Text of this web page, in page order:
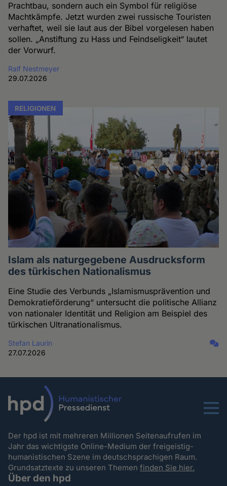
Prachtbau, sondern auch ein Symbol für religiöse
Machtkämpfe. Jetzt wurden zwei russische Touristen
verhaftet, weil sie laut aus der Bibel vorgelesen haben
sollen. „Anstiftung zu Hass und Feindseligkeit“ lautet
der Vorwurf.
Ralf Nestmeyer
29.07.2026
RELIGIONEN
Islam als naturgegebene Ausdrucksform
des türkischen Nationalismus
Eine Studie des Verbunds „Islamismusprävention und
Demokratieförderung“ untersucht die politische Allianz
von nationaler Identität und Religion am Beispiel des
türkischen Ultranationalismus.
Stefan Laurin
27.07.2026
Menu
Der hpd ist mit mehreren Millionen Seitenaufrufen im
Jahr das wichtigste Online-Medium der freigeistig-
humanistischen Szene im deutschsprachigen Raum.
Grundsatztexte zu unseren Themenfinden Sie hier.
Über den hpd